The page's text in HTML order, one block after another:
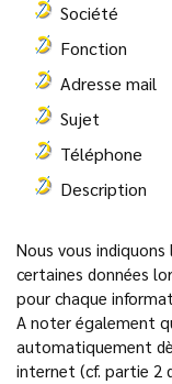
Société
Fonction
Adresse mail
Sujet
Téléphone
Description
Nous vous
certaines données
pour chaque
A noter également
automatiquement
internet (cf. partie 2